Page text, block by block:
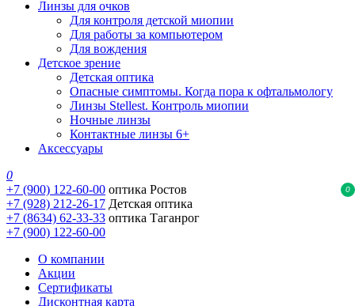
Линзы для очков
Для контроля детской миопии
Для работы за компьютером
Для вождения
Детское зрение
Детская оптика
Опасные симптомы. Когда пора к офтальмологу
Линзы Stellest. Контроль миопии
Ночные линзы
Контактные линзы 6+
Аксессуары
0
0
+7 (900) 122-60-00 оптика Ростов
+7 (928) 212-26-17 Детская оптика
+7 (8634) 62-33-33 оптика Таганрог
+7 (900) 122-60-00
О компании
Акции
Сертификаты
Дисконтная карта